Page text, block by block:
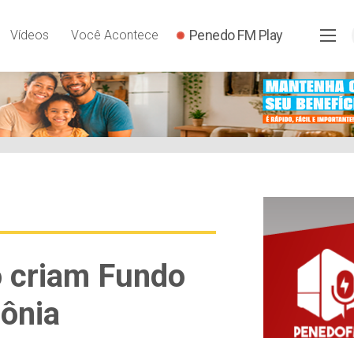
Vídeos Você Acontece Penedo FM Play
criam Fundo